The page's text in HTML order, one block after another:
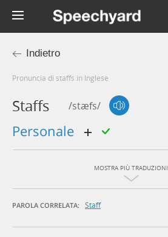
Indietro
Pronuncia di staffs in Inglese
Staffs /stæfs/
personale
MOSTRA PIÙ TRADUZIONI
PAROLA CORRELATA: Staff